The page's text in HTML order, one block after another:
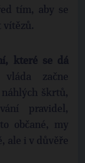
tím, aby se
vítězů.
které se dá
začne
škrtů,
pravidel,
občané, my
ale i v důvěře